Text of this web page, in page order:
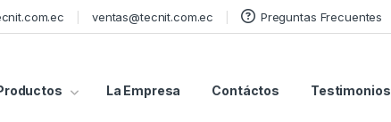
ventas@tecnit.com.ec Preguntas Frecuentes
La Empresa Contáctos Testimonios